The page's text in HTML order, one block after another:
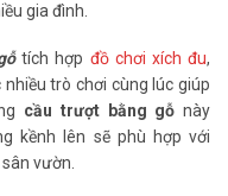
gia đình.
tích hợp đồ chơi xích đu,
nhiều trò chơi cùng lúc giúp
cầu trượt bằng gỗ này
kềnh lên sẽ phù hợp với
vườn.